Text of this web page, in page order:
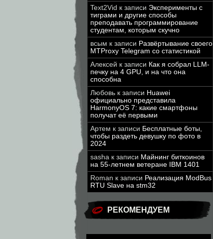
Text2Vid к записи Эксперименты с
тиграми и другие способы
преподавать программирование
студентам, которым скучно
всым к записи Развёртывание своего
MTProxy Telegram со статистикой
Алексей к записи Как я собрал LLM-
печку на 4 GPU, и на что она
способна
Любовь к записи Huawei
официально представила
HarmonyOS 7: какие смартфоны
получат её первыми
Артем к записи Бесплатные боты,
чтобы раздеть девушку по фото в
2024
sasha к записи Майнинг биткоинов
на 55-летнем ветеране IBM 1401
Roman к записи Реализация ModBus
RTU Slave на stm32
РЕКОМЕНДУЕМ